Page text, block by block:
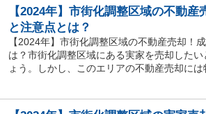
【2024年】市街化調整区域の不動産
と注意点とは？
【2024年】市街化調整区域の不動産売却！
は？市街化調整区域にある実家を売却した
ょう。しかし、このエリアの不動産売却には